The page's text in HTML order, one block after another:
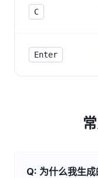
C
Enter
Q: 为什么我生成